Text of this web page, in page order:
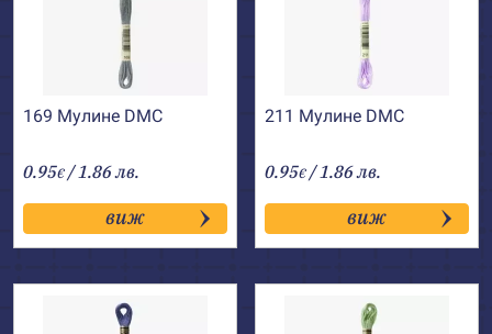
169 Мулине DMC
0.95€ / 1.86 лв.
виж
211 Мулине DMC
0.95€ / 1.86 лв.
виж